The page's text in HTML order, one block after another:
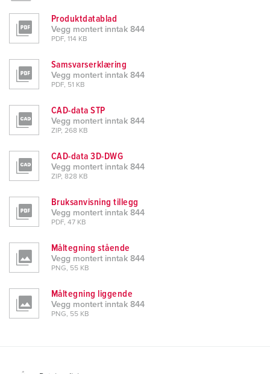
Produktdatablad
Vegg montert inntak 844
PDF, 114 KB
Samsvarserklæring
Vegg montert inntak 844
PDF, 51 KB
CAD-data STP
Vegg montert inntak 844
ZIP, 268 KB
CAD-data 3D-DWG
Vegg montert inntak 844
ZIP, 828 KB
Bruksanvisning tillegg
Vegg montert inntak 844
PDF, 47 KB
Måltegning stående
Vegg montert inntak 844
PNG, 55 KB
Måltegning liggende
Vegg montert inntak 844
PNG, 55 KB